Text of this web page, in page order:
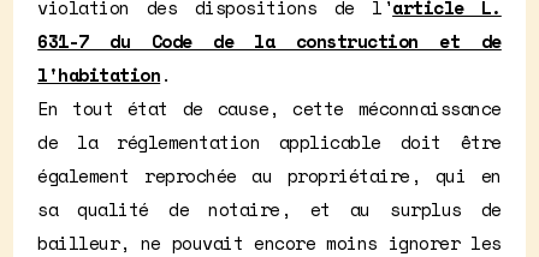
violation des dispositions de l'article L.
631-7 du Code de la construction et de
l'habitation.
En tout état de cause, cette méconnaissance
de la réglementation applicable doit être
également reprochée au propriétaire, qui en
sa qualité de notaire, et au surplus de
bailleur, ne pouvait encore moins ignorer les